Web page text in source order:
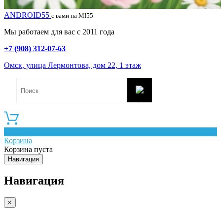
ANDROID55 с вами на MI55
Мы работаем для вас с 2011 года
+7 (908) 312-07-63
Омск, улица Лермонтова, дом 22, 1 этаж
Корзина
Корзина пуста
Навигация
Навигация
×